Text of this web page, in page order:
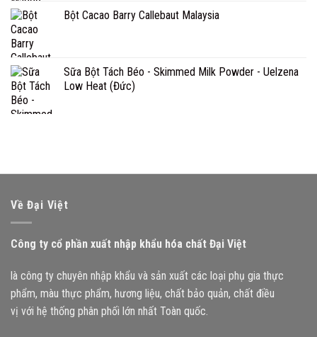
Bột Cacao Barry Callebaut Malaysia
Sữa Bột Tách Béo - Skimmed Milk Powder - Uelzena
Low Heat (Đức)
Về Đại Việt
Công ty cổ phần xuất nhập khẩu hóa chất Đại Việt
là công ty chuyên nhập khẩu và sản xuất các loại phụ gia thực
phẩm, màu thực phẩm, hương liệu, chất bảo quản, chất điều
vị với hệ thống phân phối lớn nhất Toàn quốc.